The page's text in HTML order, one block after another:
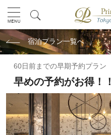
宿泊プラン一覧へ
60日前までの早期予約プラン
早めの予約がお得！